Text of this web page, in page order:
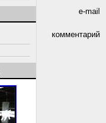
e-mail
комментарий